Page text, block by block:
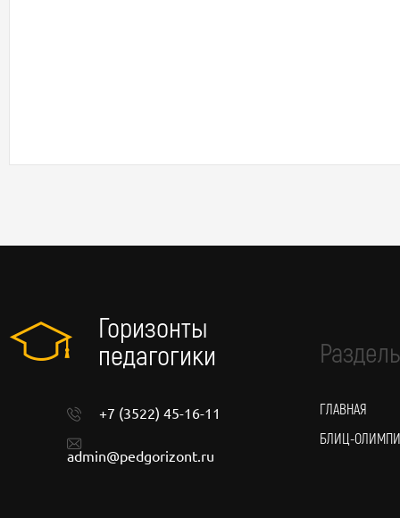
Горизонты
педагогики
+7 (3522) 45-16-11
admin@pedgorizont.ru
ГЛАВНАЯ
БЛИЦ-